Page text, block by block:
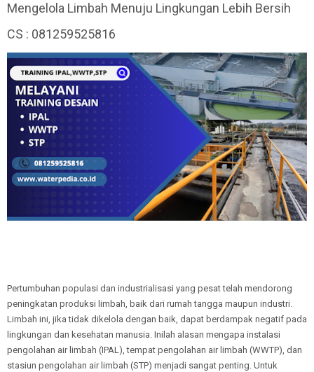
Mengelola Limbah Menuju Lingkungan Lebih Bersih
CS : 081259525816
Pertumbuhan populasi dan industrialisasi yang pesat telah mendorong
peningkatan produksi limbah, baik dari rumah tangga maupun industri.
Limbah ini, jika tidak dikelola dengan baik, dapat berdampak negatif pada
lingkungan dan kesehatan manusia. Inilah alasan mengapa instalasi
pengolahan air limbah (IPAL), tempat pengolahan air limbah (WWTP), dan
stasiun pengolahan air limbah (STP) menjadi sangat penting. Untuk